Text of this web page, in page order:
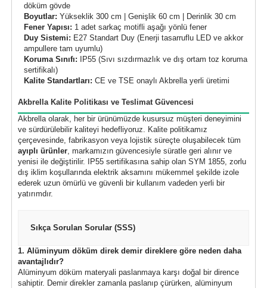
döküm gövde
Boyutlar: Yükseklik 300 cm | Genişlik 60 cm | Derinlik 30 cm
Fener Yapısı: 1 adet sarkaç motifli aşağı yönlü fener
Duy Sistemi: E27 Standart Duy (Enerji tasarruflu LED ve akkor
ampullere tam uyumlu)
Koruma Sınıfı: IP55 (Sıvı sızdırmazlık ve dış ortam toz koruma
sertifikalı)
Kalite Standartları: CE ve TSE onaylı Akbrella yerli üretimi
Akbrella Kalite Politikası ve Teslimat Güvencesi
Akbrella olarak, her bir ürünümüzde kusursuz müşteri deneyimini
ve sürdürülebilir kaliteyi hedefliyoruz. Kalite politikamız
çerçevesinde, fabrikasyon veya lojistik süreçte oluşabilecek tüm
ayıplı ürünler, markamızın güvencesiyle süratle geri alınır ve
yenisi ile değiştirilir. IP55 sertifikasına sahip olan SYM 1855, zorlu
dış iklim koşullarında elektrik aksamını mükemmel şekilde izole
ederek uzun ömürlü ve güvenli bir kullanım vadeden yerli bir
yatırımdır.
Sıkça Sorulan Sorular (SSS)
1. Alüminyum döküm direk demir direklere göre neden daha
avantajlıdır?
Alüminyum döküm materyali paslanmaya karşı doğal bir dirence
sahiptir. Demir direkler zamanla paslanıp çürürken, alüminyum